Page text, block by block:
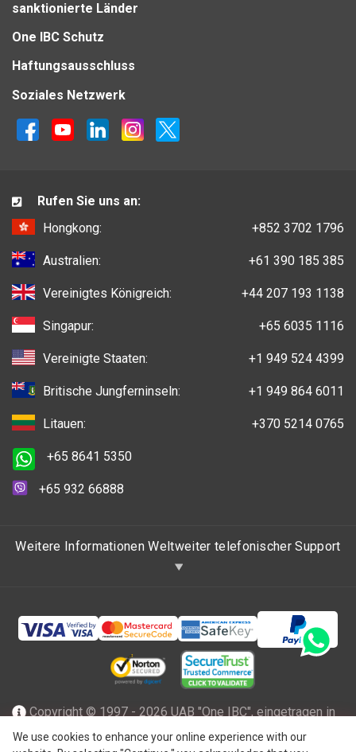
sanktionierte Länder
One IBC Schutz
Haftungsausschluss
Soziales Netzwerk
We use cookies to enhance your online experience with our
Rufen Sie uns an:
Hongkong:
+852 3702 1796
Australien: +61 390 185 385
Vereinigtes Königreich: +44 207 193 1138
Singapur: +65 6035 1116
Vereinigte Staaten: +1 949 524 4399
Britische Jungferninseln: +1 949 864 6011
Litauen: +370 5214 0765
+65 8641 5350
+65 932 66888
Weitere Informationen Weltweiter telefonischer Support
Copyright © 1997 - 2026 UAB "One IBC", eingetragen in
der Republik Litauen mit beschränkter Haftung und Mitglied